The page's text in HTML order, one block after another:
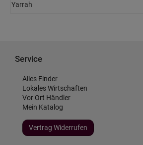
Yarrah
Service
Alles Finder
Lokales Wirtschaften
Vor Ort Händler
Mein Katalog
Vertrag Widerrufen